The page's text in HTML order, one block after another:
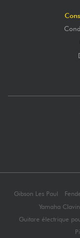
Gibson Les Paul
Yamaha
Guitare électrique